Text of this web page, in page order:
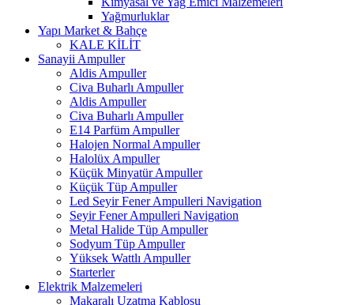
Yağmurluklar
Yapı Market & Bahçe
KALE KİLİT
Sanayii Ampuller
Aldis Ampuller
Civa Buharlı Ampuller
Aldis Ampuller
Civa Buharlı Ampuller
E14 Parfüm Ampuller
Halojen Normal Ampuller
Halolüx Ampuller
Küçük Minyatür Ampuller
Küçük Tüp Ampuller
Led Seyir Fener Ampulleri Navigation
Seyir Fener Ampulleri Navigation
Metal Halide Tüp Ampuller
Sodyum Tüp Ampuller
Yüksek Wattlı Ampuller
Starterler
Elektrik Malzemeleri
Makaralı Uzatma Kablosu